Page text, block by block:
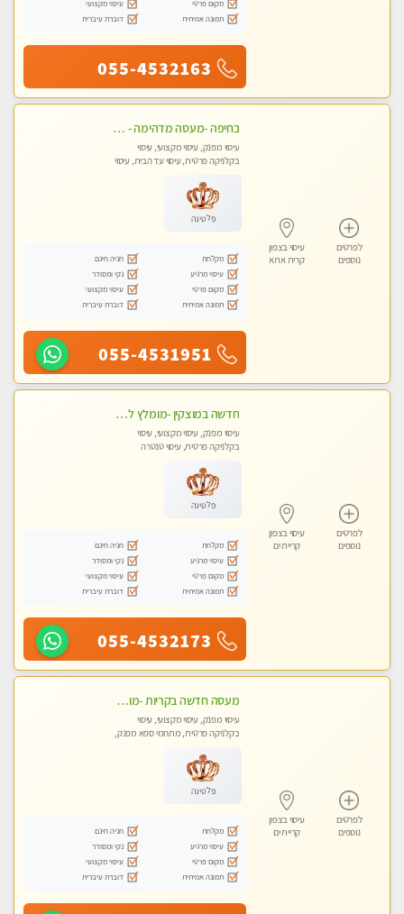
מקום פרטי
עיסוי מקצועי
תמונה אמיתית
דוברת עיברית
055-4532163
לפרטים
נוספים
עיסוי בצפון
קרית אתא
בחיפה -מעסה מדהימה - כל סוגי העיסויים מעסה מקצועית ואיכותית פרטי!!!
עיסוי מפנק, עיסוי מקצועי, עיסוי
בקלניקה פרטית, עיסוי עד הבית, עיסוי
פלטינה
מקלחת
חניה חינם
עיסוי מרגיע
נקי ומסודר
מקום פרטי
עיסוי מקצועי
תמונה אמיתית
דוברת עיברית
055-4531951
לפרטים
נוספים
עיסוי בצפון
קריית ים
חדשה במוצקין -מומלץ לחלוטין! כל סוגי העיסויים מעסה מקצועית ואיכותית פרטי!!!
עיסוי מפנק, עיסוי מקצועי, עיסוי
בקלניקה פרטית, עיסוי טנטרה
פלטינה
מקלחת
חניה חינם
עיסוי מרגיע
נקי ומסודר
מקום פרטי
עיסוי מקצועי
תמונה אמיתית
דוברת עיברית
055-4532173
לפרטים
נוספים
עיסוי בצפון
קריית ים
מעסה חדשה בקריות -מומלץ לחלוטין!!!! כל סוגי העיסויים מעסה מקצועית ואיכותית פרטי!!!
עיסוי מפנק, עיסוי מקצועי, עיסוי
בקלניקה פרטית, מתחמי ספא מפנק,
פלטינה
מקלחת
חניה חינם
עיסוי מרגיע
נקי ומסודר
מקום פרטי
עיסוי מקצועי
תמונה אמיתית
דוברת עיברית